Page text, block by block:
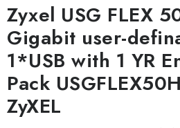
MOBILNÉ ZARIADENIA
PC A KOMPONENTY
PERIFÉRIE
TLAČIARNE
Zyxel USG FLEX
Gigabit user-
1*USB with 1 YR
Pack
ZyXEL